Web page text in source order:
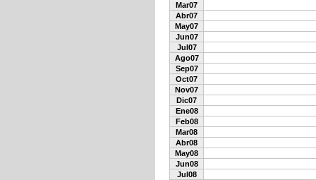
Mar07
Abr07
May07
Jun07
Jul07
Ago07
Sep07
Oct07
Nov07
Dic07
Ene08
Feb08
Mar08
Abr08
May08
Jun08
Jul08